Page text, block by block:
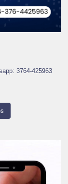
3764-425963